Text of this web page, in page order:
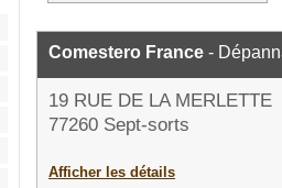
Comestero France -
19 RUE DE LA MERLETTE
77260 Sept-sorts
Afficher les détails